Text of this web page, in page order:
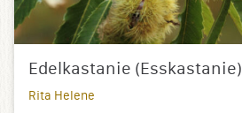
Edelkastanie (Esskastanie)
Rita Helene